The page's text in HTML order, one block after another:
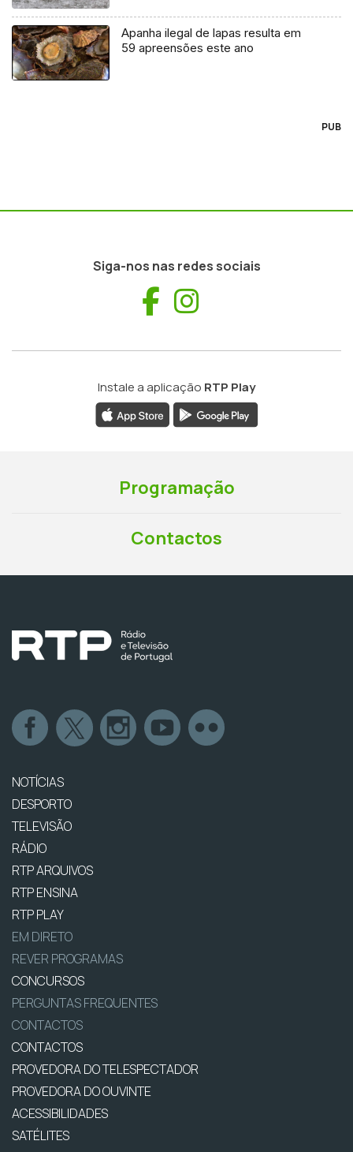
Apanha ilegal de lapas resulta em
59 apreensões este ano
PUB
Siga-nos nas redes sociais
Facebook
Instale a aplicação RTP Play
Programação
Contactos
NOTÍCIAS
DESPORTO
TELEVISÃO
RÁDIO
RTP ARQUIVOS
RTP ENSINA
RTP PLAY
EM DIRETO
REVER PROGRAMAS
CONCURSOS
PERGUNTAS FREQUENTES
CONTACTOS
CONTACTOS
PROVEDORA DO TELESPECTADOR
PROVEDORA DO OUVINTE
ACESSIBILIDADES
SATÉLITES